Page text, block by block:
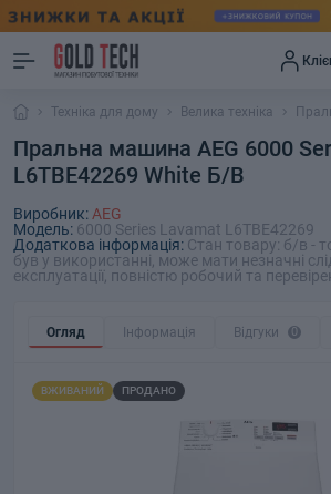
Техніка для дому Велика техніка
Пральна машина AEG 6000
L6TBE42269 White Б/В
Виробник:AEG
Модель: 6000 Series Lavamat L6TBE42269
Додаткова інформація: Стан товару: б/в -
був у використанні, може мати незначні
експлуатації, повністю робочий та
Огляд Інформація Відгуки 0
ВЖИВАНИЙ ПРОДАНО